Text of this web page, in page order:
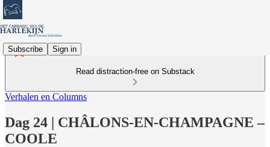
Subscribe Sign in
Read distraction-free on Substack
Verhalen en Columns
Dag 24 | CHÂLONS-EN-CHAMPAGNE –
COOLE